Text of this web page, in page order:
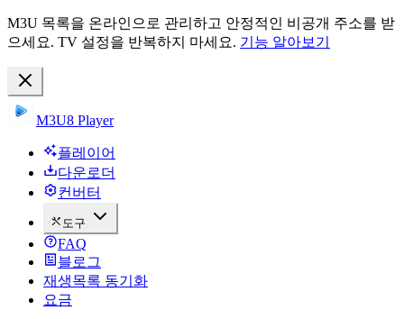
M3U 목록을 온라인으로 관리하고 안정적인 비공개 주소를 받
으세요. TV 설정을 반복하지 마세요. 기능 알아보기
M3U8 Player
플레이어
다운로더
컨버터
도구
FAQ
블로그
재생목록 동기화
요금